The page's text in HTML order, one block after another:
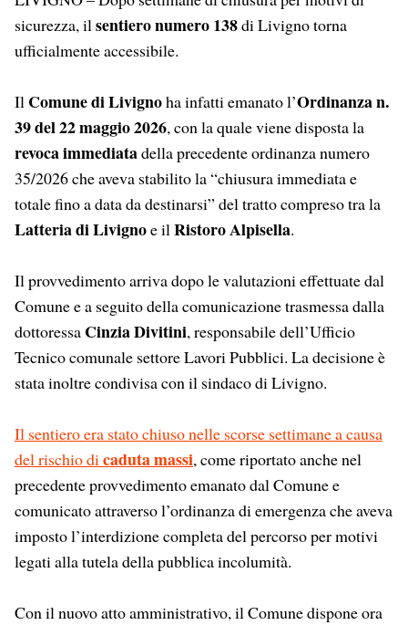
sicurezza, ilsentiero numero 138di Livigno torna
ufficialmente accessibile.
Il Comune di Livignoha infatti emanato l’Ordinanza n.
39 del 22 maggio 2026, con la quale viene disposta la
revoca immediatadella precedente ordinanza numero
35/2026 che aveva stabilito la “chiusura immediata e
totale fino a data da destinarsi” del tratto compreso tra la
Latteria di Livignoe ilRistoro Alpisella.
Il provvedimento arriva dopo le valutazioni effettuate dal
Comune e a seguito della comunicazione trasmessa dalla
dottoressa Cinzia Divitini, responsabile dell’Ufficio
Tecnico comunale settore Lavori Pubblici. La decisione è
stata inoltre condivisa con il sindaco di Livigno.
Il sentiero era stato chiuso nelle scorse settimane a causa
del rischio dicaduta massi, come riportato anche nel
precedente provvedimento emanato dal Comune e
comunicato attraverso l’ordinanza di emergenza che aveva
imposto l’interdizione completa del percorso per motivi
legati alla tutela della pubblica incolumità.
Con il nuovo atto amministrativo, il Comune dispone ora